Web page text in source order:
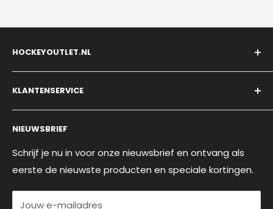
HOCKEYOUTLET.NL
E-mail:Info@hockeyoutlet.nl
Telefoon: 035 - 697 55 50
Adres:Huizerweg 14, 1402 AA, Bussum
(Geen bezoekadres, alleen correspondentieadres)
KLANTENSERVICE
Klantenservice
Contact
Over ons
Mijn account
Algemene voorwaarden
NIEUWSBRIEF
Schrijf je nu in voor onze nieuwsbrief en ontvang als
eerste de nieuwste producten en speciale kortingen.
Jouw e-mailadres